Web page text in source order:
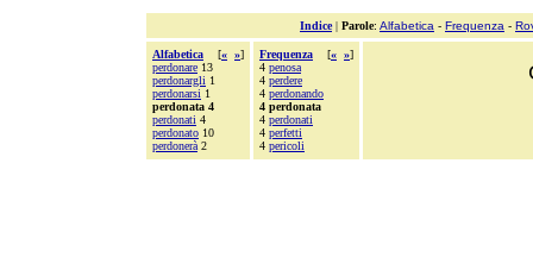
Indice| Parole: Alfabetica - Frequenza -
Alfabetica [« »]
perdonare 13
perdonargli 1
perdonarsi 1
perdonata 4
perdonati 4
perdonato 10
perdonerà 2
Frequenza [« »]
4 penosa
4 perdere
4 perdonando
4 perdonata
4 perdonati
4 perfetti
4 pericoli